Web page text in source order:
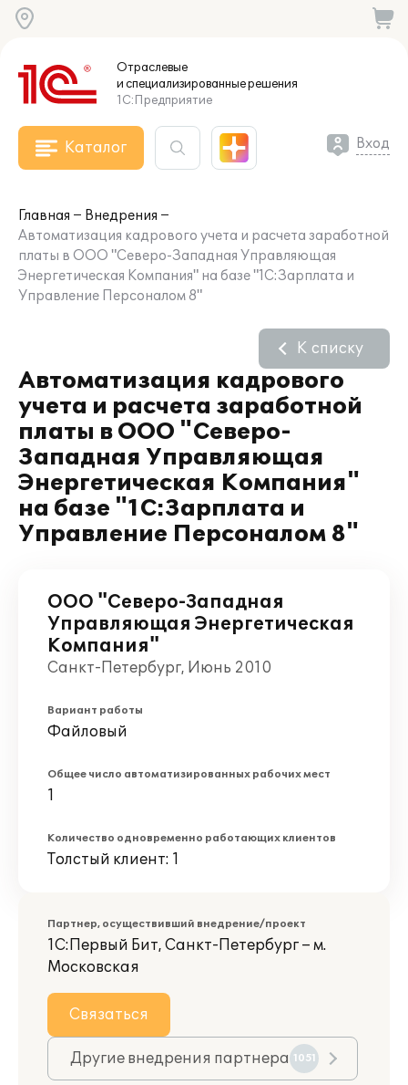
Отраслевые
и специализированныерешения
1С:Предприятие
Каталог Вход
Главная
Внедрения
Автоматизация кадрового учета и расчета заработной
платы в ООО "Северо-Западная Управляющая
Энергетическая Компания" на базе "1С:Зарплата и
Управление Персоналом 8"
Автоматизация кадрового
учета и расчета заработной
платы в ООО "Северо-
Западная Управляющая
Энергетическая Компания"
на базе "1С:Зарплата и
Управление Персоналом 8"
К списку
ООО "Северо-Западная
Управляющая Энергетическая
Компания"
Санкт-Петербург, Июнь 2010
Вариант работы
Файловый
Общее число автоматизированных рабочих мест
1
Количество одновременно работающих клиентов
Толстый клиент: 1
Партнер, осуществивший внедрение/проект
1С:Первый Бит, Санкт-Петербург – м.
Московская
Связаться
Другие внедрения партнера 1051